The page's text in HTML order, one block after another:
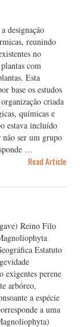
designação
reunindo
no
com
Esta
base os estudos
criada
químicas e
estava incluído
ser um grupo
…
Read Article
Reino Filo
Estatuto
perene
arbóreo,
a espécie
a uma